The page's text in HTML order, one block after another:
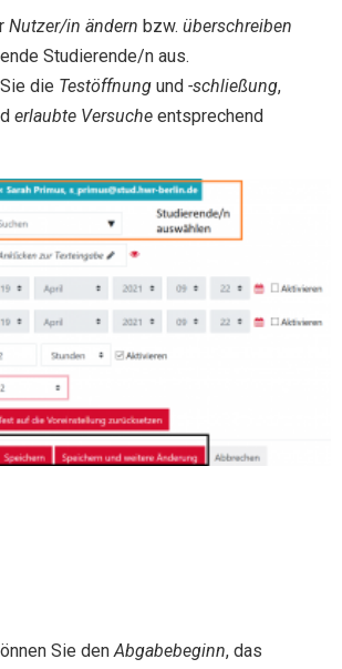
Nutzer/in ändern bzw. überschreiben
Studierende/n aus.
die Testöffnung und -schließung,
erlaubte Versuche entsprechend
Sie denAbgabebeginn, das